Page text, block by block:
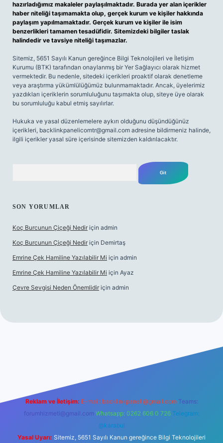
hazırladığımız makaleler paylaşılmaktadır. Burada yer alan içerikler
haber niteliği taşımamakta olup, gerçek kurum ve kişiler hakkında
paylaşım yapılmamaktadır. Gerçek kurum ve kişiler ile isim
benzerlikleri tamamen tesadüfidir. Sitemizdeki bilgiler taslak
halindedir ve tavsiye niteliği taşımazlar.
Sitemiz, 5651 Sayılı Kanun gereğince Bilgi Teknolojileri ve İletişim
Kurumu (BTK) tarafından onaylanmış bir Yer Sağlayıcı olarak hizmet
vermektedir. Bu nedenle, sitedeki içerikleri proaktif olarak denetleme
veya araştırma yükümlülüğümüz bulunmamaktadır. Ancak, üyelerimiz
yazdıkları içeriklerin sorumluluğunu taşımakta olup, siteye üye olarak
bu sorumluluğu kabul etmiş sayılırlar.
Hukuka ve yasal düzenlemelere aykırı olduğunu düşündüğünüz
içerikleri, backlinkpanelicomtr@gmail.com adresine bildirmeniz halinde,
ilgili içerikler yasal süre içerisinde sitemizden kaldırılacaktır.
SON YORUMLAR
Koç Burcunun Çiçeği Nedir için admin
Koç Burcunun Çiçeği Nedir için Demirtaş
Emrine Çek Hamiline Yazılabilir Mi için admin
Emrine Çek Hamiline Yazılabilir Mi için Ayaz
Çevre Sevgisi Neden Önemlidir için admin
Reklam ve İletişim: E-mail: backlinkpaneli@gmail.com Teams:
forumhizmeti@gmail.com Whatsapp: 0262 606 0 726 Telegram:
@karabul
Yasal Uyarı: Sitemiz, 5651 Sayılı Kanun gereğince Bilgi Teknolojileri